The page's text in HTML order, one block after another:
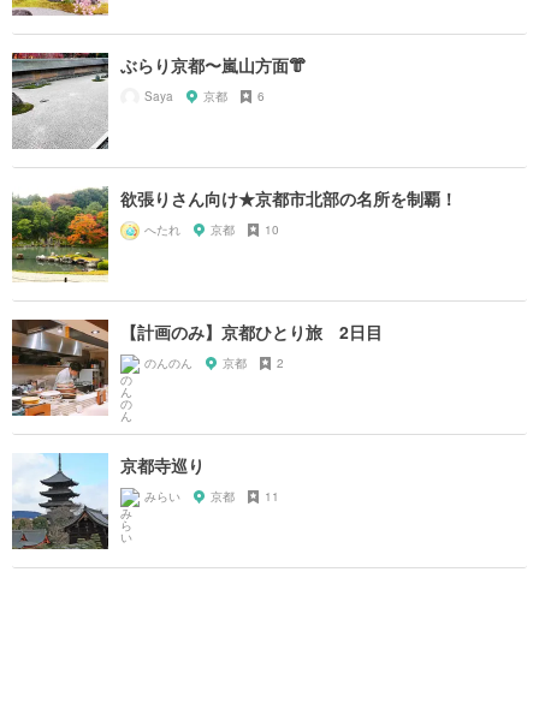
ぶらり京都〜嵐山方面👘
Saya 京都 6
欲張りさん向け★京都市北部の名所を制覇！
へたれ 京都 10
【計画のみ】京都ひとり旅 2日目
のんのん 京都 2
京都寺巡り
みらい 京都 11